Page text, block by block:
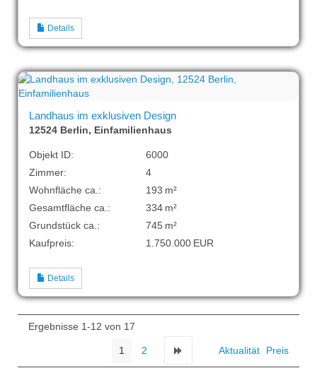
Details
Landhaus im exklusiven Design
12524 Berlin, Einfamilienhaus
Objekt ID:
6000
Zimmer:
4
Wohnfläche ca.:
193 m²
Gesamtfläche ca.:
334 m²
Grund­stück ca.:
745 m²
Kaufpreis:
1.750.000 EUR
Details
Ergebnisse 1-12 von 17
1 2 Aktualität Preis